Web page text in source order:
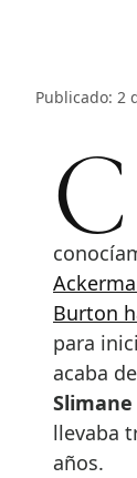
Publicado: 2
Continúan los cambios en las
Burton
para
acaba
llevaba
años.